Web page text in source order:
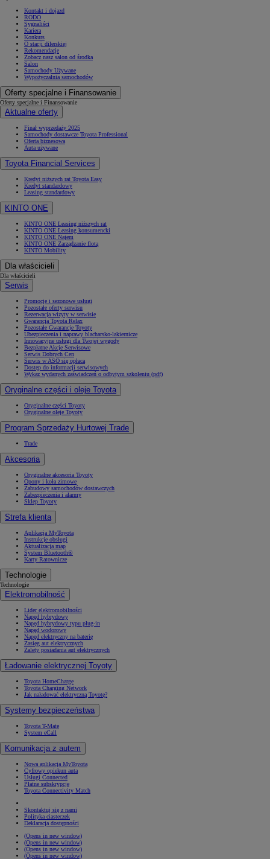
Kontakt i dojazd
RODO
Sygnaliści
Kariera
Konkurs
O stacji dilerskiej
Rekomendacje
Zobacz nasz salon od środka
Salon
Samochody Używane
Wypożyczalnia samochodów
Oferty specjalne i Finansowanie
Oferty specjalne i Finansowanie
Aktualne oferty
Finał wyprzedaży 2025
Samochody dostawcze Toyota Professional
Oferta biznesowa
Auta używane
Toyota Financial Services
Kredyt niższych rat Toyota Easy
Kredyt standardowy
Leasing standardowy
KINTO ONE
KINTO ONE Leasing niższych rat
KINTO ONE Leasing konsumencki
KINTO ONE Najem
KINTO ONE Zarządzanie flotą
KINTO Mobility
Dla właścicieli
Dla właścicieli
Serwis
Promocje i sezonowe usługi
Pozostałe oferty serwisu
Rezerwacja wizyty w serwisie
Gwarancja Toyota Relax
Pozostałe Gwarancje Toyoty
Ubezpieczenia i naprawy blacharsko-lakiernicze
Innowacyjne usługi dla Twojej wygody
Bezpłatne Akcje Serwisowe
Serwis Dobrych Cen
Serwis w ASO się opłaca
Dostęp do informacji serwisowych
Wykaz wydanych zaświadczeń o odbytym szkoleniu (pdf)
Oryginalne części i oleje Toyota
Oryginalne części Toyoty
Oryginalne oleje Toyoty
Program Sprzedaży Hurtowej Trade
Trade
Akcesoria
Oryginalne akcesoria Toyoty
Opony i koła zimowe
Zabudowy samochodów dostawczych
Zabezpieczenia i alarmy
Sklep Toyoty
Strefa klienta
Aplikacja MyToyota
Instrukcje obsługi
Aktualizacja map
System Bluetooth®
Karty Ratownicze
Technologie
Technologie
Elektromobilność
Lider elektromobilności
Napęd hybrydowy
Napęd hybrydowy typu plug-in
Napęd wodorowy
Napęd elektryczny na baterię
Zasięg aut elektrycznych
Zalety posiadania aut elektrycznych
Ładowanie elektrycznej Toyoty
Toyota HomeCharge
Toyota Charging Network
Jak naładować elektryczną Toyotę?
Systemy bezpieczeństwa
Toyota T-Mate
System eCall
Komunikacja z autem
Nowa aplikacja MyToyota
Cyfrowy opiekun auta
Usługi Connected
Płatne subskrypcje
Toyota Connectivity Match
Skontaktuj się z nami
Polityka ciasteczek
Deklaracja dostępności
(Opens in new window)
(Opens in new window)
(Opens in new window)
(Opens in new window)